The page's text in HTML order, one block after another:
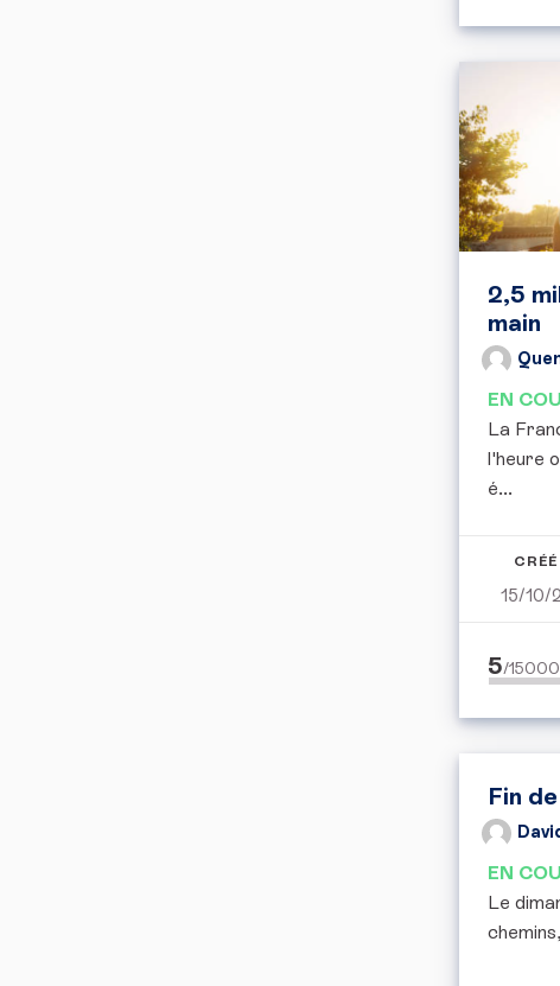
2,5
main
EN
La
l'heure
é...
CRÉÉ
15/10/
5/
Fin
EN
Le